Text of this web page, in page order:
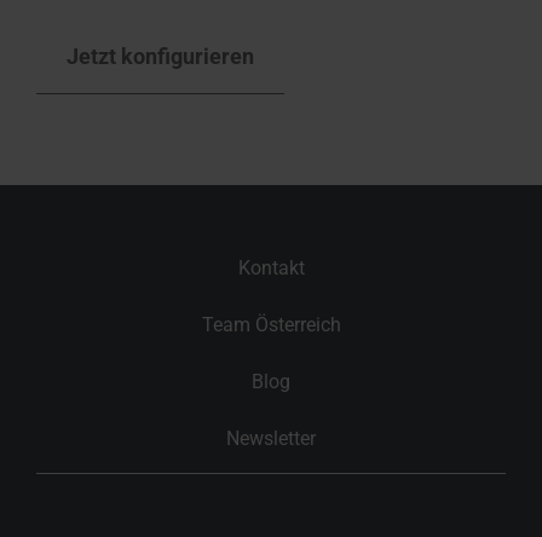
Jetzt konfigurieren
Kontakt
Team Österreich
Blog
Newsletter